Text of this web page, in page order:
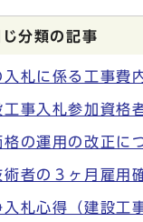
分類の記事
入札に係る工事費
工事入札参加資格
の運用の改正に
者の３ヶ月雇用
札心得（建設工